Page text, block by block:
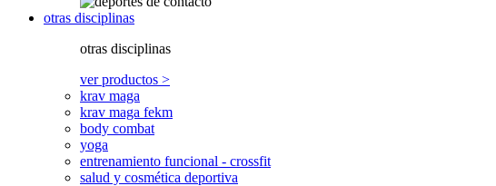
otras disciplinas
otras disciplinas
ver productos >
krav maga
krav maga fekm
body combat
yoga
entrenamiento funcional - crossfit
salud y cosmética deportiva